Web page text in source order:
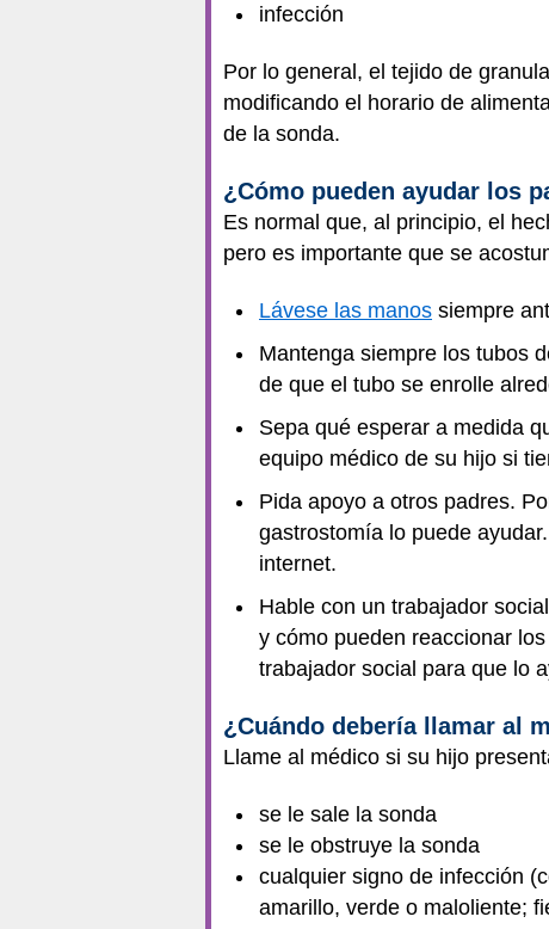
infección
Por lo general, el tejido de
modificando el horario de
de la sonda.
¿Cómo pueden ayudar los
Es normal que, al principio, el
pero es importante que se
Lávese las manos siempre
Mantenga siempre los tubos
de que el tubo se enrolle
Sepa qué esperar a medida
equipo médico de su hijo si
Pida apoyo a otros padres.
gastrostomía lo puede
internet.
Hable con un trabajador
y cómo pueden reaccionar
trabajador social para que lo
¿Cuándo debería llamar al
Llame al médico si su hijo
se le sale la sonda
se le obstruye la sonda
cualquier signo de infección
amarillo, verde o maloliente;